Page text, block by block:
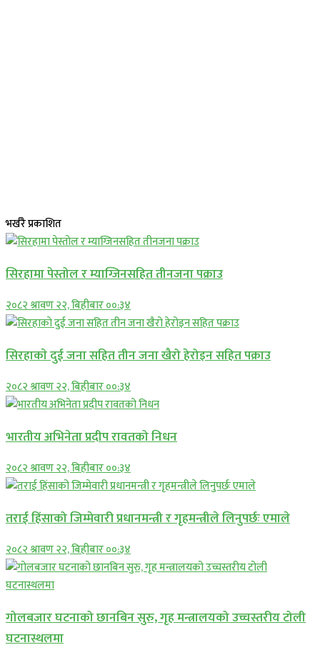
भर्खरै प्रकाशित
सिरहामा पेस्तोल र म्याग्जिनसहित तीनजना पक्राउ
२०८२ श्रावण २२, बिहीबार ००:३४
सिरहाकाे दुई जना सहित तीन जना खैरो हेरोइन सहित पक्राउ
२०८२ श्रावण २२, बिहीबार ००:३४
भारतीय अभिनेता प्रदीप रावतको निधन
२०८२ श्रावण २२, बिहीबार ००:३४
तराई हिंसाको जिम्मेवारी प्रधानमन्त्री र गृहमन्त्रीले लिनुपर्छः एमाले
२०८२ श्रावण २२, बिहीबार ००:३४
गोलबजार घटनाको छानबिन सुरु, गृह मन्त्रालयको उच्चस्तरीय टोली
घटनास्थलमा